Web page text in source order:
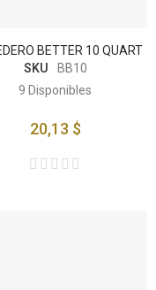
BETTER 10 QUART
SKU
BB10
9 Disponibles
20,13 $